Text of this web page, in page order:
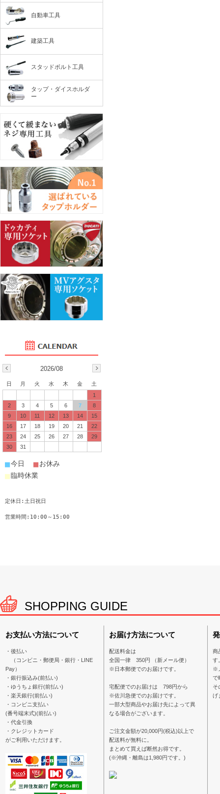
自動車工具
建築工具
スタッドボルト工具
タップ・ダイスホルダ
ー
2026/08
日 月 火 水 木 金
土
1
2
3 4 5 6 7
8
9
10 11 12 13 14
15
16
17 18 19 20 21
22
23
24 25 26 27 28
29
30
31
■今日 ■お休み
■臨時休業
定休日:土日祝日
営業時間:10:00～15:00
SHOPPING GUIDE
お支払い方法について
・後払い
（コンビニ・郵便局・銀行・LINE
Pay）
・銀行振込み(前払い)
・ゆうちょ銀行(前払い)
・楽天銀行(前払い)
・コンビニ支払い
(番号端末式)(前払い)
・代金引換
・クレジットカード
がご利用いただけます。
お届け方法について
配送料金は
全国一律 350円 （新メール便）
※日本郵便でのお届けです。
宅配便でのお届けは 798円から
※佐川急便でのお届けです。
一部大型商品やお届け先によって異
なる場合がございます。
ご注文金額が20,000円(税込)以上で
配送料が無料に。
まとめて買えば断然お得です。
(※沖縄・離島は1,980円です。)
商
す
※
で
そ
げ